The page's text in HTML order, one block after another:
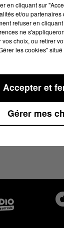
min 13 sec
HAUTES-
Pyrénées
en cliquant sur
et/ou partenaires
refuser en
ne
choix, ou retirer
les cookies"
Gérer mes
Accepter et